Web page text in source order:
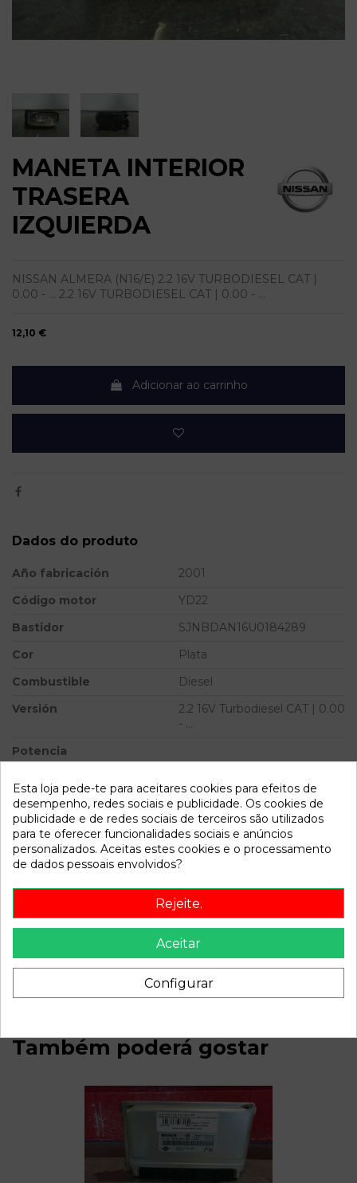
MANETA INTERIOR
TRASERA
IZQUIERDA
NISSAN ALMERA (N16/E) 2.2 16V TURBODIESEL CAT |
0.00 - ... 2.2 16V TURBODIESEL CAT | 0.00 - ...
12,10 €
Adicionar ao carrinho
Dados do produto
Año fabricación
2001
Código motor
YD22
Bastidor
SJNBDAN16U0184289
Cor
Plata
Combustible
Diesel
Versión
2.2 16V Turbodiesel CAT | 0.00
- ...
Potencia
Turbodiesel CAT | 0.00 - ...
Referência 811098
Disponível a partir de: 2022-04-08
Recambio de maneta interior trasera izquierda para nissan
almera (n16/e) 2.2 16v turbodiesel cat | 0.00 - ... 2.2 16v
turbodiesel cat | 0.00 - ... referencia OEM IAM
Também poderá gostar
Esta loja pede-te para aceitares cookies para efeitos de
desempenho, redes sociais e publicidade. Os cookies de
publicidade e de redes sociais de terceiros são utilizados
para te oferecer funcionalidades sociais e anúncios
personalizados. Aceitas estes cookies e o processamento
de dados pessoais envolvidos?
Rejeite.
Aceitar
Configurar